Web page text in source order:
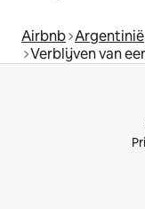
Airbnb Argentinië
Verblijven van